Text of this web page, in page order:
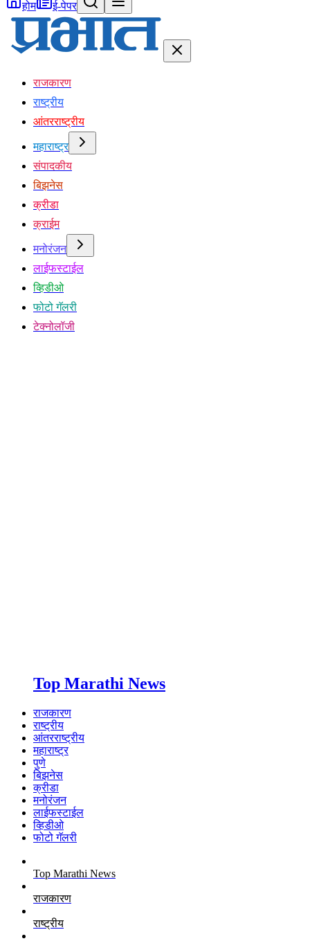
होम ई-पेपर
राजकारण
राष्ट्रीय
आंतरराष्ट्रीय
महाराष्ट्र
संपादकीय
बिझनेस
क्रीडा
क्राईम
मनोरंजन
लाईफस्टाईल
व्हिडीओ
फोटो गॅलरी
टेक्नोलॉजी
Top Marathi News
राजकारण
राष्ट्रीय
आंतरराष्ट्रीय
महाराष्ट्र
पुणे
बिझनेस
क्रीडा
मनोरंजन
लाईफस्टाईल
व्हिडीओ
फोटो गॅलरी
Top Marathi News
राजकारण
राष्ट्रीय